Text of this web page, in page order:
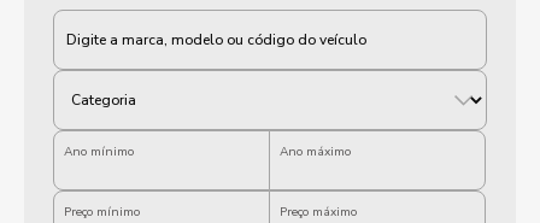
Categoria
Ano mínimo Ano máximo
Preço mínimo Preço máximo